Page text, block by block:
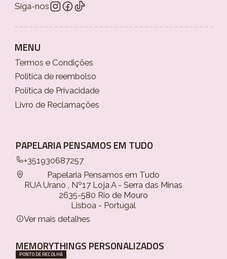
Siga-nos
MENU
Termos e Condições
Politica de reembolso
Política de Privacidade
Livro de Reclamações
PAPELARIA PENSAMOS EM TUDO
+351930687257
Papelaria Pensamos em Tudo
RUA Urano , Nº17 Loja A - Serra das Minas
2635-580 Rio de Mouro
Lisboa - Portugal
Ver mais detalhes
MEMORYTHINGS PERSONALIZADOS
PONTO DE RECOLHA